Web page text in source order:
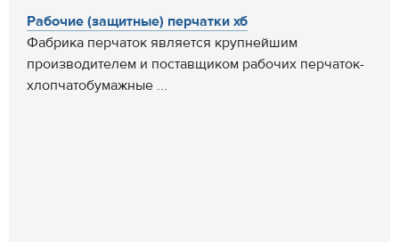
Рабочие (защитные) перчатки хб
Фабрика перчаток является крупнейшим
производителем и поставщиком рабочих перчаток-
хлопчатобумажные ...